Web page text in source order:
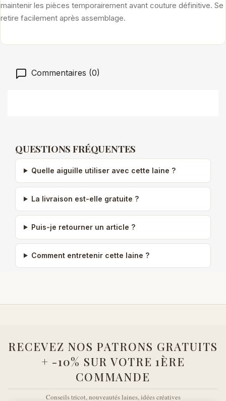
maintenir les pièces temporairement avant couture définitive. Se
retire facilement après assemblage.
Commentaires (0)
QUESTIONS FRÉQUENTES
Quelle aiguille utiliser avec cette laine ?
La livraison est-elle gratuite ?
Puis-je retourner un article ?
Comment entretenir cette laine ?
RECEVEZ NOS PATRONS GRATUITS
+ -10% SUR VOTRE 1ÈRE
COMMANDE
Conseils tricot, nouveautés laines, idées créatives